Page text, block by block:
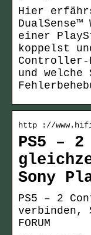
Hier
einer
koppelst
Controller-
und
http ://
PS5 –
Sony
PS5 – 2
verbinden,
FORUM